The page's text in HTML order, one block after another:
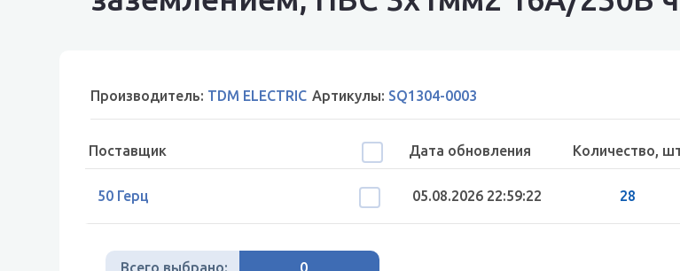
Производитель: TDM ELECTRIC Артикулы: SQ1304-0003
Поставщик Дата обновления Количество,
50 Герц 05.08.2026 22:59:22 28
Всего выбрано: 0